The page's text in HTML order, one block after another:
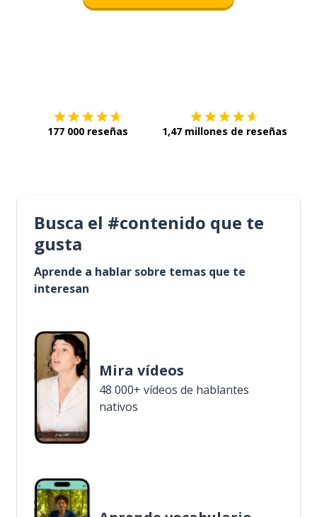
177 000 reseñas 1,47 millones de reseñas
Busca el #contenido que te
gusta
Aprende a hablar sobre temas que te
interesan
Mira vídeos
48 000+ vídeos de hablantes
nativos